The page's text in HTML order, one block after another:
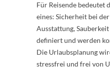
Für Reisende bedeutet
eines: Sicherheit bei
Ausstattung,
definiert und werden
Die Urlaubsplanung
stressfrei und frei von